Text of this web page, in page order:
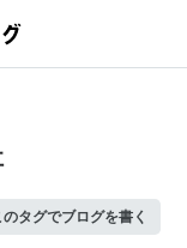
のタグでブログを書く